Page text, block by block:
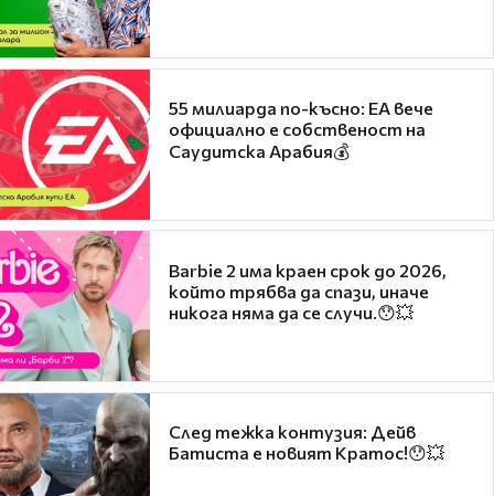
55 милиарда по-късно: EA вече
официално е собственост на
Саудитска Арабия💰
Barbie 2 има краен срок до 2026,
който трябва да спази, иначе
никога няма да се случи.😯💥
След тежка контузия: Дейв
Батиста е новият Кратос!😯💥